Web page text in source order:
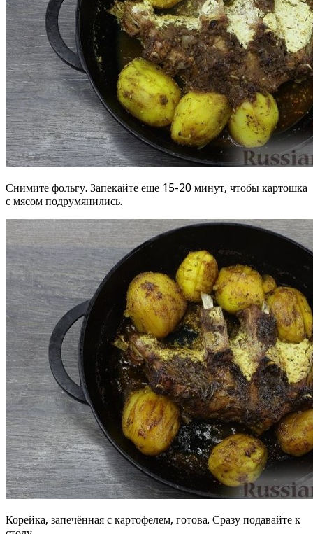
Снимите фольгу. Запекайте еще 15-20 минут, чтобы картошка
с мясом подрумянились.
Корейка, запечённая с картофелем, готова. Сразу подавайте к